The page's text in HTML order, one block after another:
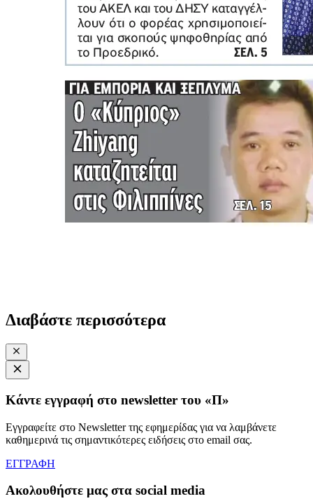
Διαβάστε περισσότερα
Κάντε εγγραφή στο newsletter του «Π»
Εγγραφείτε στο Newsletter της εφημερίδας για να λαμβάνετε
καθημερινά τις σημαντικότερες ειδήσεις στο email σας.
ΕΓΓΡΑΦΗ
Ακολουθήστε μας στα social media